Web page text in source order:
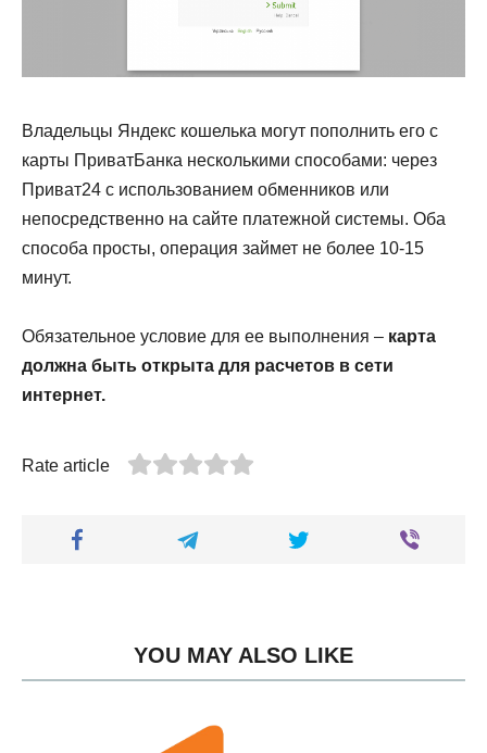
Владельцы Яндекс кошелька могут пополнить его с
карты ПриватБанка несколькими способами: через
Приват24 с использованием обменников или
непосредственно на сайте платежной системы. Оба
способа просты, операция займет не более 10-15
минут.
Обязательное условие для ее выполнения – карта
должна быть открыта для расчетов в сети
интернет.
Rate article
YOU MAY ALSO LIKE